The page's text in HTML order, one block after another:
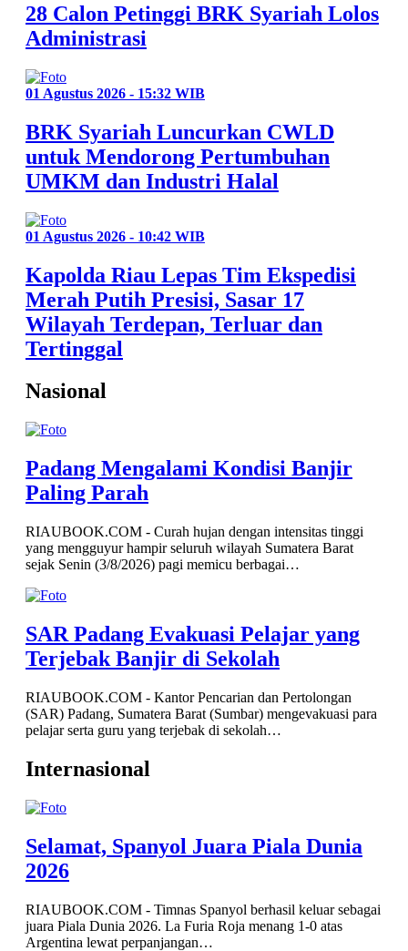
28 Calon Petinggi BRK Syariah Lolos
Administrasi
01 Agustus 2026 - 15:32 WIB
BRK Syariah Luncurkan CWLD
untuk Mendorong Pertumbuhan
UMKM dan Industri Halal
01 Agustus 2026 - 10:42 WIB
Kapolda Riau Lepas Tim Ekspedisi
Merah Putih Presisi, Sasar 17
Wilayah Terdepan, Terluar dan
Tertinggal
Nasional
Padang Mengalami Kondisi Banjir
Paling Parah
RIAUBOOK.COM - Curah hujan dengan intensitas tinggi
yang mengguyur hampir seluruh wilayah Sumatera Barat
sejak Senin (3/8/2026) pagi memicu berbagai…
SAR Padang Evakuasi Pelajar yang
Terjebak Banjir di Sekolah
RIAUBOOK.COM - Kantor Pencarian dan Pertolongan
(SAR) Padang, Sumatera Barat (Sumbar) mengevakuasi para
pelajar serta guru yang terjebak di sekolah…
Internasional
Selamat, Spanyol Juara Piala Dunia
2026
RIAUBOOK.COM - Timnas Spanyol berhasil keluar sebagai
juara Piala Dunia 2026. La Furia Roja menang 1-0 atas
Argentina lewat perpanjangan…